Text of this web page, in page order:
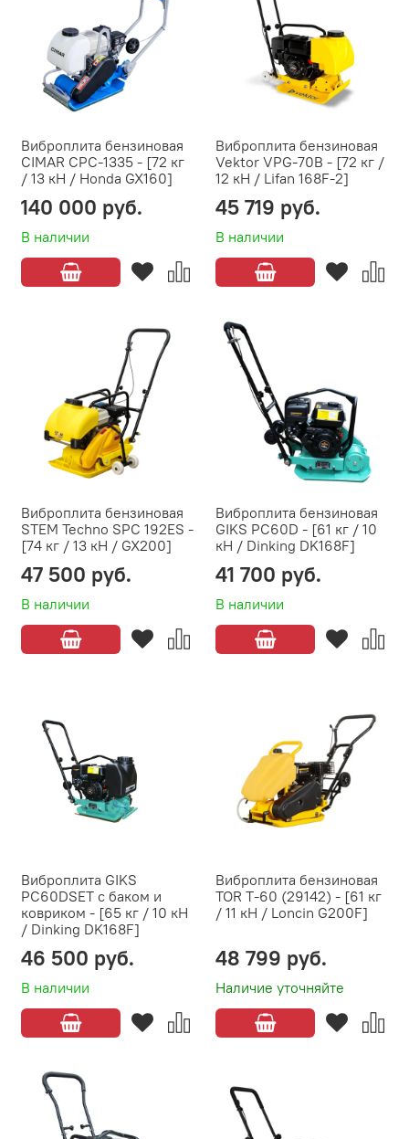
Виброплита бензиновая
CIMAR CPC-1335 - [72 кг
/ 13 кН / Honda GX160]
В наличии
140 000 руб.
Виброплита бензиновая
Vektor VPG-70B - [72 кг /
12 кН / Lifan 168F-2]
В наличии
45 719 руб.
Виброплита бензиновая
STEM Techno SPC 192ES -
[74 кг / 13 кН / GX200]
В наличии
47 500 руб.
Виброплита бензиновая
GIKS PC60D - [61 кг / 10
кН / Dinking DK168F]
В наличии
41 700 руб.
Виброплита GIKS
PC60DSET с баком и
ковриком - [65 кг / 10 кН
/ Dinking DK168F]
В наличии
46 500 руб.
Виброплита бензиновая
TOR T-60 (29142) - [61 кг
/ 11 кН / Loncin G200F]
Наличие уточняйте
48 799 руб.